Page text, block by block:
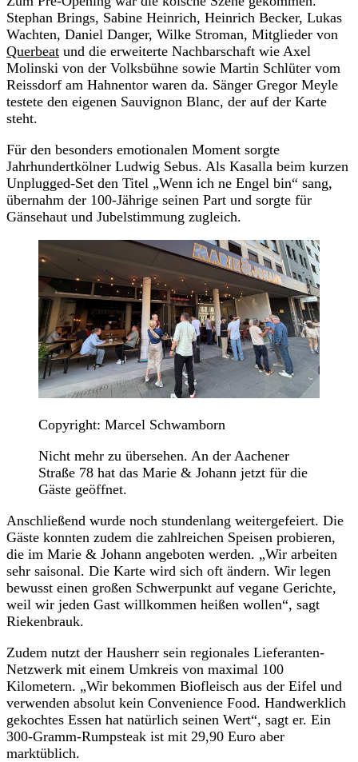
Stephan Brings, Sabine Heinrich, Heinrich Becker, Lukas
Wachten, Daniel Danger, Wilke Stroman, Mitglieder von
Querbeat und die erweiterte Nachbarschaft wie Axel
Molinski von der Volksbühne sowie Martin Schlüter vom
Reissdorf am Hahnentor waren da. Sänger Gregor Meyle
testete den eigenen Sauvignon Blanc, der auf der Karte
steht.
Für den besonders emotionalen Moment sorgte
Jahrhundertkölner Ludwig Sebus. Als Kasalla beim kurzen
Unplugged-Set den Titel „Wenn ich ne Engel bin“ sang,
übernahm der 100-Jährige seinen Part und sorgte für
Gänsehaut und Jubelstimmung zugleich.
Copyright: Marcel Schwamborn
Nicht mehr zu übersehen. An der Aachener
Straße 78 hat das Marie & Johann jetzt für die
Gäste geöffnet.
Anschließend wurde noch stundenlang weitergefeiert. Die
Gäste konnten zudem die zahlreichen Speisen probieren,
die im Marie & Johann angeboten werden. „Wir arbeiten
sehr saisonal. Die Karte wird sich oft ändern. Wir legen
bewusst einen großen Schwerpunkt auf vegane Gerichte,
weil wir jeden Gast willkommen heißen wollen“, sagt
Riekenbrauk.
Zudem nutzt der Hausherr sein regionales Lieferanten-
Netzwerk mit einem Umkreis von maximal 100
Kilometern. „Wir bekommen Biofleisch aus der Eifel und
verwenden absolut kein Convenience Food. Handwerklich
gekochtes Essen hat natürlich seinen Wert“, sagt er. Ein
300-Gramm-Rumpsteak ist mit 29,90 Euro aber
marktüblich.